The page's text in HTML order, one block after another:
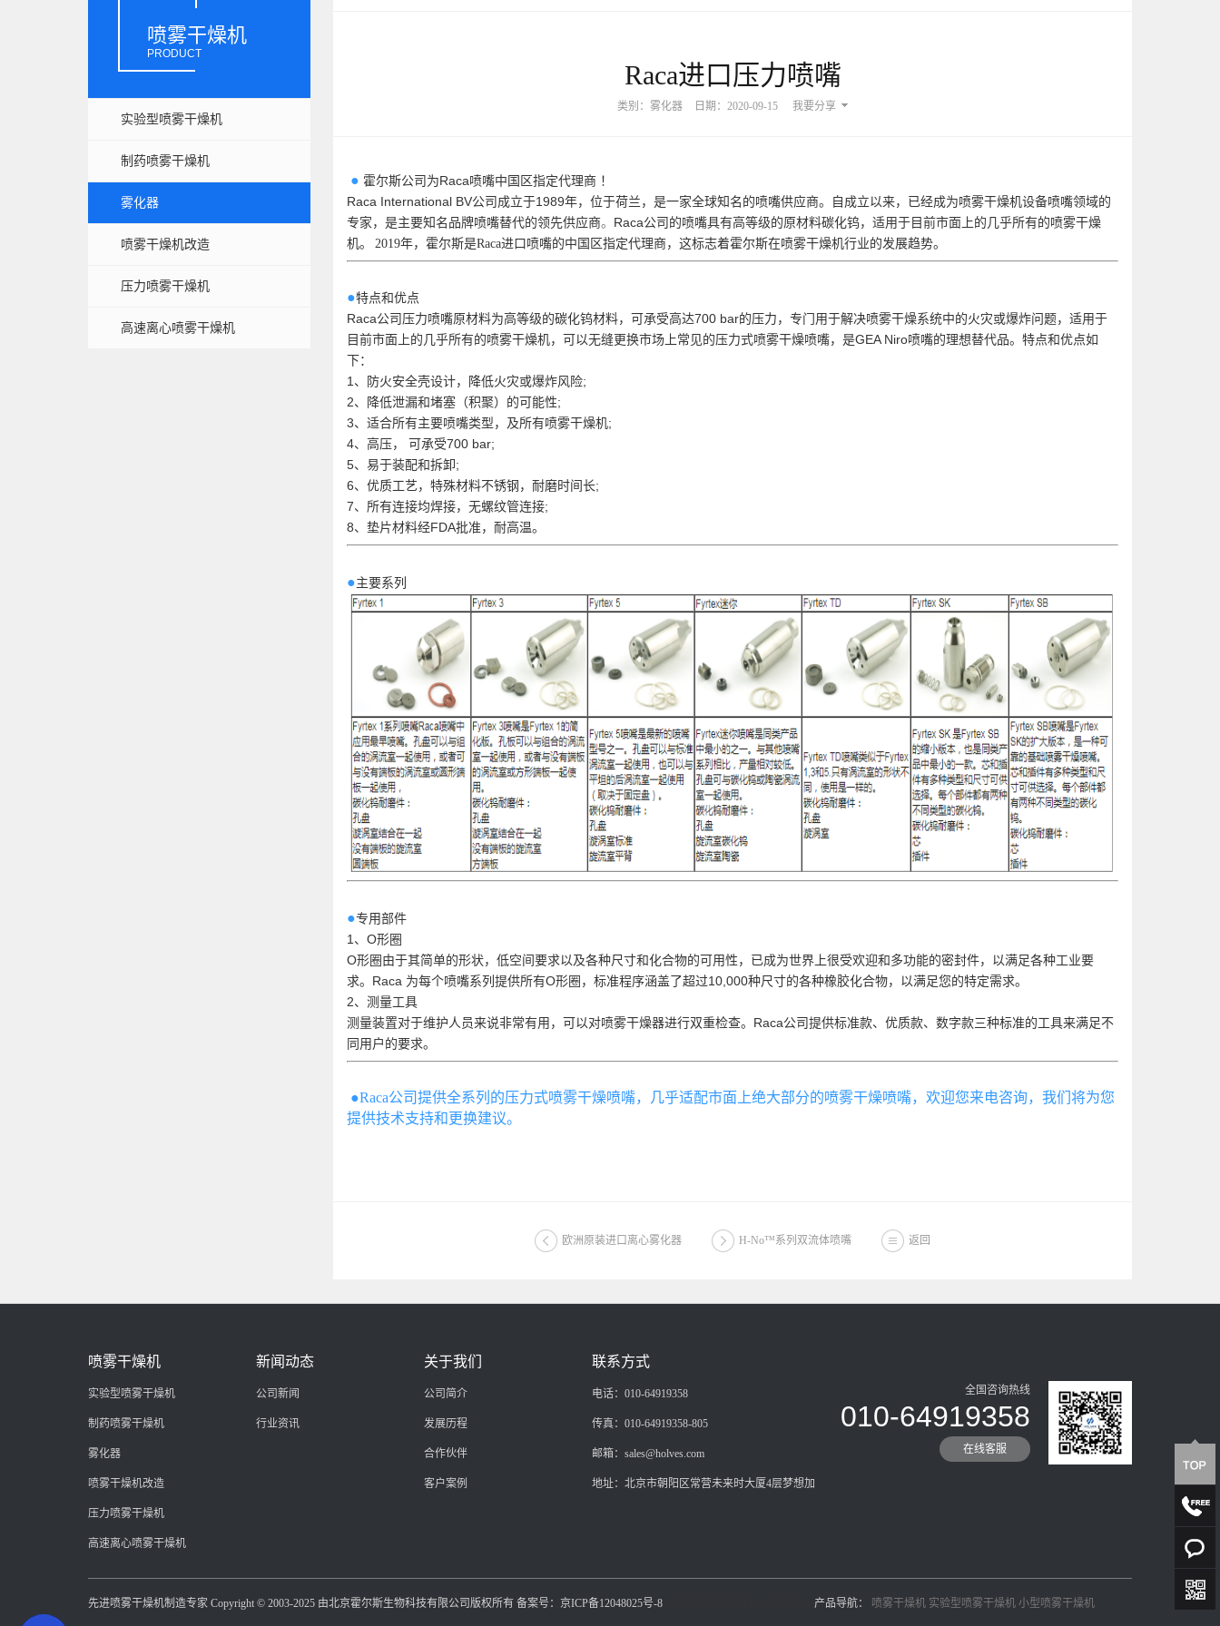
喷雾干燥机
PRODUCT
实验型喷雾干燥机
制药喷雾干燥机
雾化器
喷雾干燥机改造
压力喷雾干燥机
高速离心喷雾干燥机
Raca进口压力喷嘴
类别：雾化器 日期：2020-09-15 我要分享
● 霍尔斯公司为Raca喷嘴中国区指定代理商 ！
Raca International BV公司成立于1989年，位于荷兰，是一家全球知名的喷嘴供应商。自成立以来，已经成为喷雾干燥机设备喷嘴领域的
专家，是主要知名品牌喷嘴替代的领先供应商。 Raca公司的喷嘴具有高等级的原材料碳化钨，适用于目前市面上的几乎所有的喷雾干燥
机。
2019年，霍尔斯是Raca进口喷嘴的中国区指定代理商，这标志着霍尔斯在喷雾干燥机行业的发展趋势。
●特点和优点
Raca公司压力喷嘴原材料为高等级的碳化钨材料， 可承受高达700 bar的压力，专门用于解决喷雾干燥系统中的火灾或爆炸问题， 适用于
目前市面上的几乎所有的喷雾干燥机， 可以无缝更换市场上常见的压力式喷雾干燥喷嘴，是GEA Niro喷嘴的理想替代品。特点和优点如
下：
1、防火安全壳设计，降低火灾或爆炸风险;
2、降低泄漏和堵塞（积聚）的可能性;
3、适合所有主要喷嘴类型，及所有喷雾干燥机;
4、高压， 可承受700 bar;
5、易于装配和拆卸;
6、优质工艺，特殊材料不锈钢，耐磨时间长;
7、所有连接均焊接，无螺纹管连接;
8、垫片材料经FDA批准，耐高温。
●主要系列
●专用部件
1、O形圈
O形圈由于其简单的形状，低空间要求以及各种尺寸和化合物的可用性，已成为世界上很受欢迎和多功能的密封件，以满足各种工业要
求。Raca 为每个喷嘴系列提供所有O形圈，标准程序涵盖了超过10,000种尺寸的各种橡胶化合物，以满足您的特定需求。
2、测量工具
测量装置对于维护人员来说非常有用，可以对喷雾干燥器进行双重检查。Raca公司提供标准款、优质款、数字款三种标准的工具来满足不
同用户的要求。
●Raca公司提供全系列的压力式喷雾干燥喷嘴，几乎适配市面上绝大部分的喷雾干燥喷嘴，欢迎您来电咨询，我们将为您
提供技术支持和更换建议。
欧洲原装进口离心雾化器 H-No™系列双流体喷嘴 返回
喷雾干燥机
实验型喷雾干燥机
制药喷雾干燥机
雾化器
喷雾干燥机改造
压力喷雾干燥机
高速离心喷雾干燥机
新闻动态
公司新闻
行业资讯
关于我们
公司简介
发展历程
合作伙伴
客户案例
联系方式
电话：010-64919358
传真：010-64919358-805
邮箱：sales@holves.com
地址：北京市朝阳区常营未来时大厦4层梦想加
全国咨询热线
010-64919358
在线客服
先进喷雾干燥机制造专家 Copyright © 2003-2025 由北京霍尔斯生物科技有限公司版权所有 备案号：京ICP备12048025号-8 产品导航： 喷雾干燥机 实验型喷雾干燥机 小型喷雾干燥机